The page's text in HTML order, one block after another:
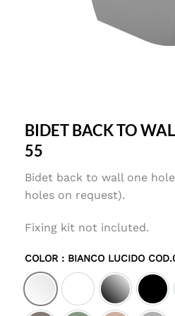
BIDET BACK TO
55
Bidet back to wall one
holes on request).
Fixing kit not incluted.
COLOR : BIANCO LUCIDO
Bianco lucido cod.000
Bianco mattNero lucido